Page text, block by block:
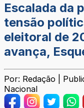
Escalada da
tensão
eleitoral de
avança,
Por: Redação |
Nacional